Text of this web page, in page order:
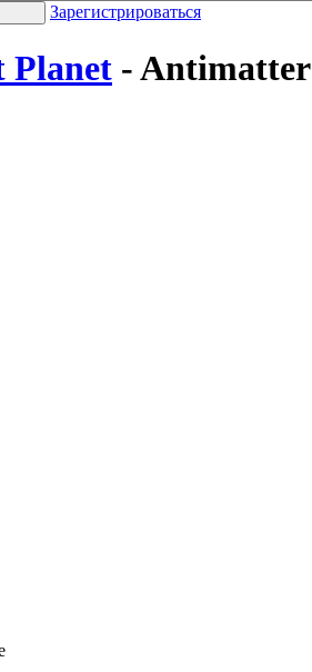
Зарегистрироваться
Planet - Antimatter